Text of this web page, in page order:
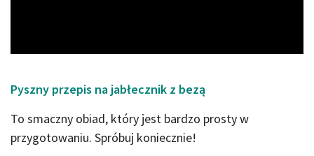
Pyszny przepis na jabłecznik z bezą
To smaczny obiad, który jest bardzo prosty w
przygotowaniu. Spróbuj koniecznie!